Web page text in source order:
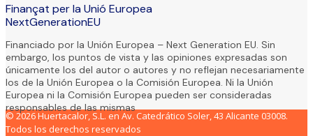
Finançat per la Unió Europea
NextGenerationEU
Financiado por la Unión Europea – Next Generation EU. Sin
embargo, los puntos de vista y las opiniones expresadas son
únicamente los del autor o autores y no reflejan necesariamente
los de la Unión Europea o la Comisión Europea. Ni la Unión
Europea ni la Comisión Europea pueden ser consideradas
responsables de las mismas
© 2026 Huertacalor, S.L. en Av. Catedrático Soler, 43 Alicante 03008.
Todos los derechos reservados